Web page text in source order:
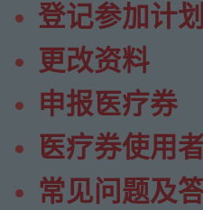
登记参加计划
更改资料
申报医疗券
医疗券使用
常见问题及